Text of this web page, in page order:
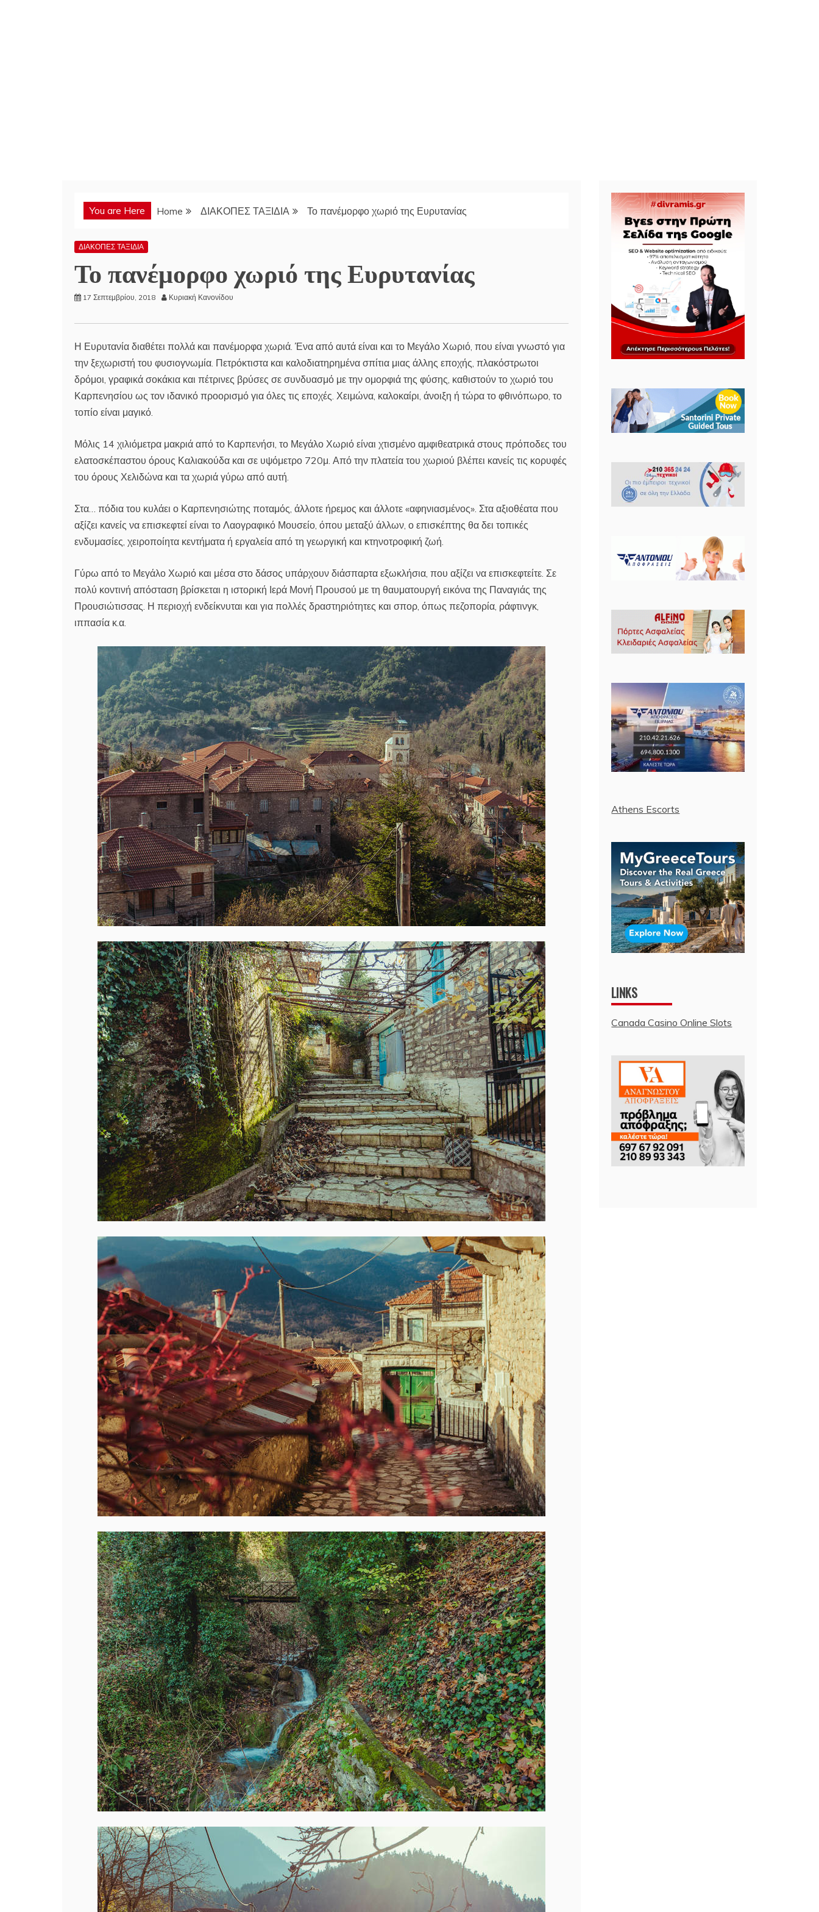
You are Here Home ΔΙΑΚΟΠΕΣ ΤΑΞΙΔΙΑ Το πανέμορφο χωριό της Ευρυτανίας
ΔΙΑΚΟΠΕΣ ΤΑΞΙΔΙΑ
Το πανέμορφο χωριό της Ευρυτανίας
17 Σεπτεμβρίου, 2018 Κυριακή Κανονίδου
Η Ευρυτανία διαθέτει πολλά και πανέμορφα χωριά. Ένα από αυτά είναι και το Μεγάλο Χωριό, που είναι γνωστό για
την ξεχωριστή του φυσιογνωμία. Πετρόκτιστα και καλοδιατηρημένα σπίτια μιας άλλης εποχής, πλακόστρωτοι
δρόμοι, γραφικά σοκάκια και πέτρινες βρύσες σε συνδυασμό με την ομορφιά της φύσης, καθιστούν το χωριό του
Καρπενησίου ως τον ιδανικό προορισμό για όλες τις εποχές. Χειμώνα, καλοκαίρι, άνοιξη ή τώρα το φθινόπωρο, το
τοπίο είναι μαγικό.
Μόλις 14 χιλιόμετρα μακριά από το Καρπενήσι, το Μεγάλο Χωριό είναι χτισμένο αμφιθεατρικά στους πρόποδες του
ελατοσκέπαστου όρους Καλιακούδα και σε υψόμετρο 720μ. Από την πλατεία του χωριού βλέπει κανείς τις κορυφές
του όρους Χελιδώνα και τα χωριά γύρω από αυτή.
Στα… πόδια του κυλάει ο Καρπενησιώτης ποταμός, άλλοτε ήρεμος και άλλοτε «αφηνιασμένος». Στα αξιοθέατα που
αξίζει κανείς να επισκεφτεί είναι το Λαογραφικό Μουσείο, όπου μεταξύ άλλων, ο επισκέπτης θα δει τοπικές
ενδυμασίες, χειροποίητα κεντήματα ή εργαλεία από τη γεωργική και κτηνοτροφική ζωή.
Γύρω από το Μεγάλο Χωριό και μέσα στο δάσος υπάρχουν διάσπαρτα εξωκλήσια, που αξίζει να επισκεφτείτε. Σε
πολύ κοντινή απόσταση βρίσκεται η ιστορική Ιερά Μονή Προυσού με τη θαυματουργή εικόνα της Παναγιάς της
Προυσιώτισσας. Η περιοχή ενδείκνυται και για πολλές δραστηριότητες και σπορ, όπως πεζοπορία, ράφτινγκ,
ιππασία κ.α.
Athens Escorts
LINKS
Canada Casino Online Slots